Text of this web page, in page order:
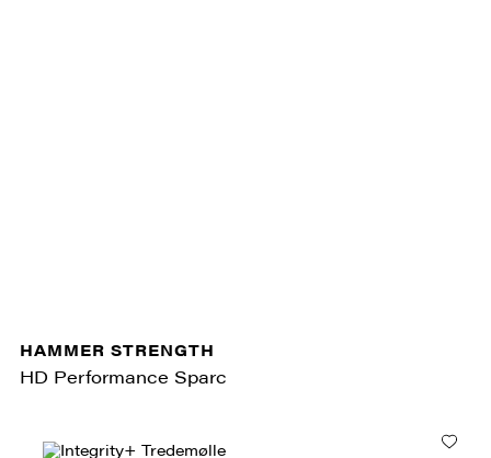
HAMMER STRENGTH
HD Performance Sparc